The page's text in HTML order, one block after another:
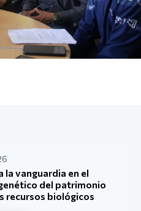
la vanguardia en el
del patrimonio
recursos biológicos